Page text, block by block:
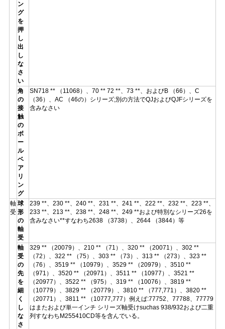
ン
グ
を
押
し
出
し
な
さ
い
角
の
接
触
の
ボ
ー
ル
ベ
ア
リ
ン
グ
SN718 ** （11068）、70 ** 72 **、73 **、およびB （66）、C
（36）、AC （46の）シリーズ;別の方法でQJおよびQJFシリーズを
含みなさい
軸
受
球
形
の
軸
受
239 **、230 **、240 **、231 **、241 **、222 **、232 **、223 **、
233 **、213 **、238 **、248 **、249 **および特別なシリーズ26を
含みなさい**すなわち2638 （3738）、2644 （3844）等
軸
受
の
先
を
細
く
し
な
さ
329 ** （20079）、210 ** （71）、320 ** （20071）、302 **
（72）、322 ** （75）、303 ** （73）、313 ** （273）、323 **
（76）、3519 ** （10979）、3529 ** （20979）、3510 **
（971）、3520 ** （20971）、3511 ** （10977）、3521 **
（20977）、3522 ** （975）、319 ** （10076）、3819 **
（10779）、3829 ** （20779）、3810 ** （777,771）、3820 **
（20771）、3811 ** （10777,777）例えば:77752、77788、77779
はまたおよび単一インチ シリーズ軸受けsuchas 938/932および二重
列すなわちM255410CD等を含んでいる。